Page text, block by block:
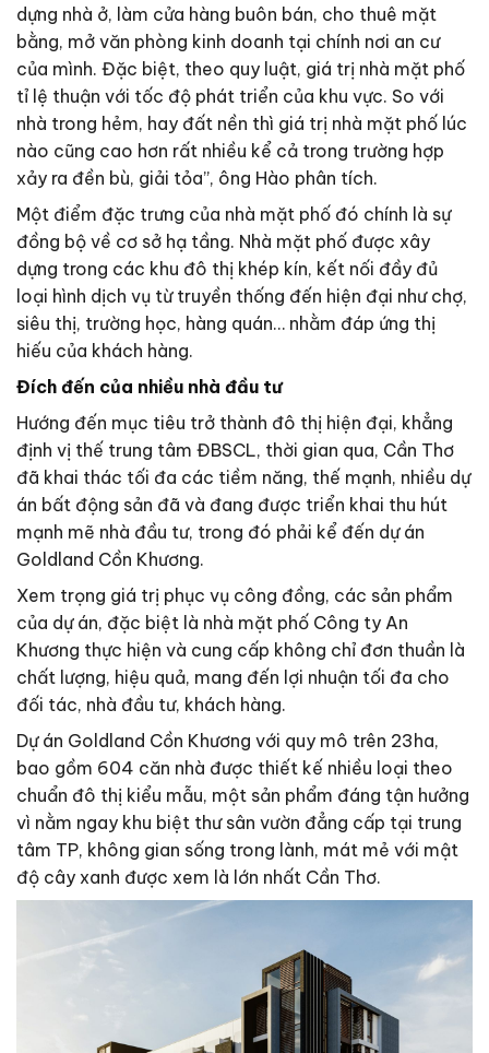
dựng nhà ở, làm cửa hàng buôn bán, cho thuê mặt
bằng, mở văn phòng kinh doanh tại chính nơi an cư
của mình. Đặc biệt, theo quy luật, giá trị nhà mặt phố
tỉ lệ thuận với tốc độ phát triển của khu vực. So với
nhà trong hẻm, hay đất nền thì giá trị nhà mặt phố lúc
nào cũng cao hơn rất nhiều kể cả trong trường hợp
xảy ra đền bù, giải tỏa”, ông Hào phân tích.
Một điểm đặc trưng của nhà mặt phố đó chính là sự
đồng bộ về cơ sở hạ tầng. Nhà mặt phố được xây
dựng trong các khu đô thị khép kín, kết nối đầy đủ
loại hình dịch vụ từ truyền thống đến hiện đại như chợ,
siêu thị, trường học, hàng quán… nhằm đáp ứng thị
hiếu của khách hàng.
Đích đến của nhiều nhà đầu tư
Hướng đến mục tiêu trở thành đô thị hiện đại, khẳng
định vị thế trung tâm ĐBSCL, thời gian qua, Cần Thơ
đã khai thác tối đa các tiềm năng, thế mạnh, nhiều dự
án bất động sản đã và đang được triển khai thu hút
mạnh mẽ nhà đầu tư, trong đó phải kể đến dự án
Goldland Cồn Khương.
Xem trọng giá trị phục vụ công đồng, các sản phẩm
của dự án, đặc biệt là nhà mặt phố Công ty An
Khương thực hiện và cung cấp không chỉ đơn thuần là
chất lượng, hiệu quả, mang đến lợi nhuận tối đa cho
đối tác, nhà đầu tư, khách hàng.
Dự án Goldland Cồn Khương với quy mô trên 23ha,
bao gồm 604 căn nhà được thiết kế nhiều loại theo
chuẩn đô thị kiểu mẫu, một sản phẩm đáng tận hưởng
vì nằm ngay khu biệt thư sân vườn đẳng cấp tại trung
tâm TP, không gian sống trong lành, mát mẻ với mật
độ cây xanh được xem là lớn nhất Cần Thơ.